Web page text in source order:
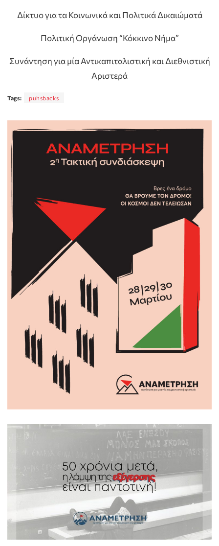
Δίκτυο για τα Κοινωνικά και Πολιτικά Δικαιώματά
Πολιτική Οργάνωση “Κόκκινο Νήμα”
Συνάντηση για μία Αντικαπιταλιστική και Διεθνιστική
Αριστερά
Tags: puhsbacks